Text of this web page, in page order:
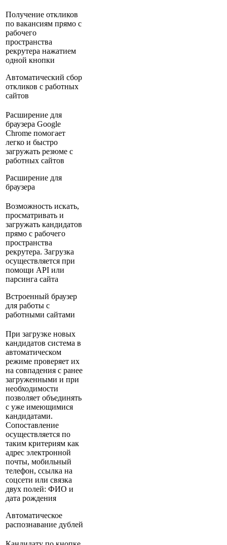
Получение откликов
по вакансиям прямо с
рабочего
пространства
рекрутера нажатием
одной кнопки
Автоматический сбор
откликов с работных
сайтов
Расширение для
браузера Google
Chrome помогает
легко и быстро
загружать резюме с
работных сайтов
Расширение для
браузера
Возможность искать,
просматривать и
загружать кандидатов
прямо с рабочего
пространства
рекрутера. Загрузка
осуществляется при
помощи API или
парсинга сайта
Встроенный браузер
для работы с
работными сайтами
При загрузке новых
кандидатов система в
автоматическом
режиме проверяет их
на совпадения с ранее
загруженными и при
необходимости
позволяет объединять
с уже имеющимися
кандидатами.
Сопоставление
осуществляется по
таким критериям как
адрес электронной
почты, мобильный
телефон, ссылка на
соцсети или связка
двух полей: ФИО и
дата рождения
Автоматическое
распознавание дублей